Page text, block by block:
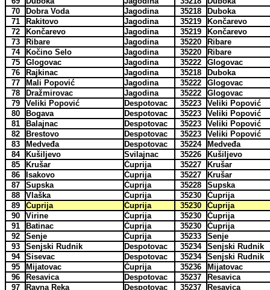
70
Dobra Voda Jagodina 35218
Duboka
71
Rakitovo Jagodina 35219
Končarevo
72
Končarevo Jagodina 35219
Končarevo
73
Ribare Jagodina 35220
Ribare
74
Kočino Selo Jagodina 35220
Ribare
75
Glogovac Jagodina 35222
Glogovac
76
Rajkinac Jagodina 35218
Duboka
77
Mali Popović Jagodina 35222
Glogovac
78
Dražmirovac Jagodina 35222
Glogovac
79
Veliki Popović Despotovac 35223
Veliki Popović
80
Bogava Despotovac 35223
Veliki Popović
81
Balajnac Despotovac 35223
Veliki Popović
82
Brestovo Despotovac 35223
Veliki Popović
83
Medveđa Despotovac 35224
Medveđa
84
Kušiljevo Svilajnac 35226
Kušiljevo
85
Krušar Ćuprija 35227
Krušar
86
Isakovo Ćuprija 35227
Krušar
87
Supska Ćuprija 35228
Supska
88
Vlaška Ćuprija 35230
Ćuprija
89
Ćuprija Ćuprija 35230
Ćuprija
90
Virine Ćuprija 35230
Ćuprija
91
Batinac Ćuprija 35230
Ćuprija
92
Senje Ćuprija 35233
Senje
93
Senjski Rudnik Despotovac 35234
Senjski Rudnik
94
Sisevac Despotovac 35234
Senjski Rudnik
95
Mijatovac Ćuprija 35236
Mijatovac
96
Resavica Despotovac 35237
Resavica
97
Ravna Reka Despotovac 35237
Resavica